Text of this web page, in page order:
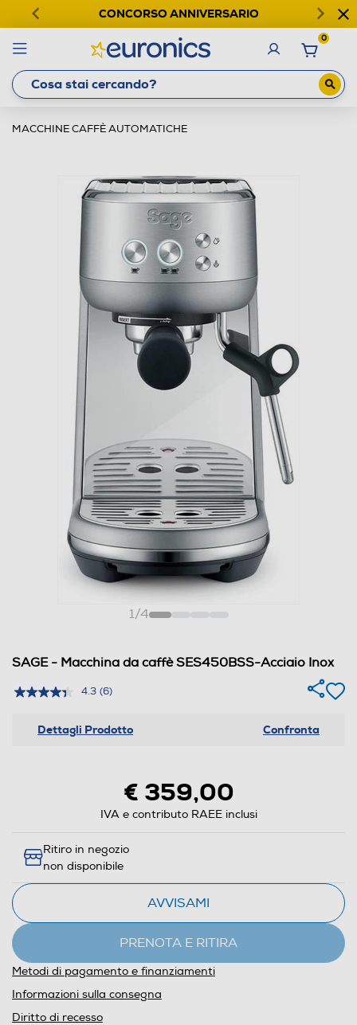
CONCORSO ANNIVERSARIO
0
MACCHINE CAFFÈ AUTOMATICHE
1/4
SAGE - Macchina da caffè SES450BSS-Acciaio Inox
4.3 (6)
Dettagli Prodotto Confronta
€ 359,00
IVA e contributo RAEE inclusi
Ritiro in negozio
non disponibile
AVVISAMI
PRENOTA E RITIRA
Metodi di pagamento e finanziamenti
Informazioni sulla consegna
Diritto di recesso